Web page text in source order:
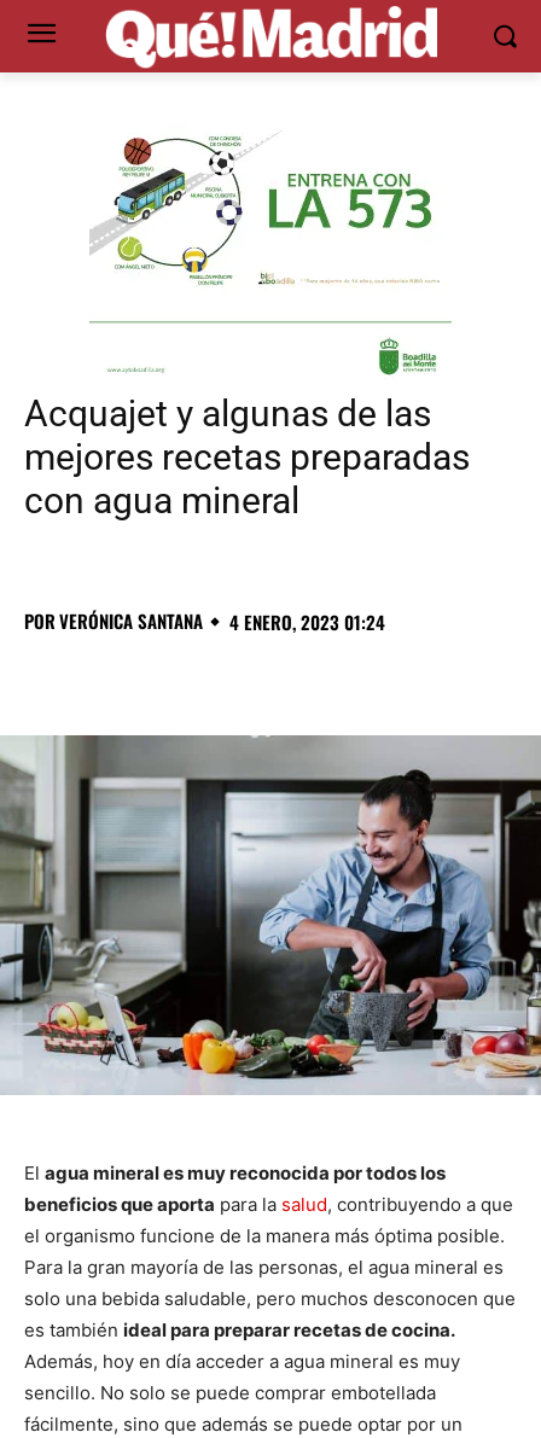
Acquajet y algunas de las
mejores recetas preparadas
con agua mineral
PORVERÓNICA SANTANA 4 ENERO, 2023 01:24
El agua mineral es muy reconocida por todos los
beneficios que aporta para la salud, contribuyendo a que
el organismo funcione de la manera más óptima posible.
Para la gran mayoría de las personas, el agua mineral es
solo una bebida saludable, pero muchos desconocen que
es también ideal para preparar recetas de cocina.
Además, hoy en día acceder a agua mineral es muy
sencillo. No solo se puede comprar embotellada
fácilmente, sino que además se puede optar por un